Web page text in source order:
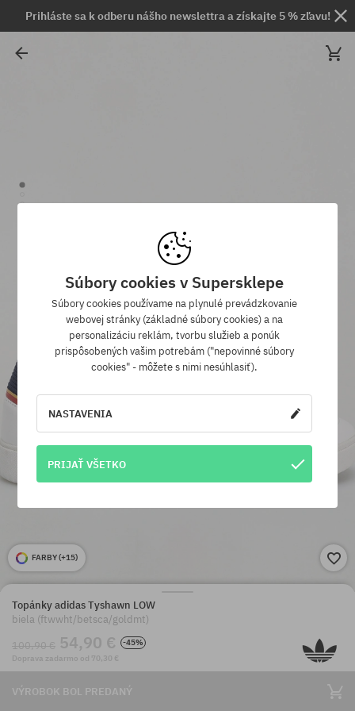
Prihláste sa k odberu nášho newslettra a získajte 5 % zľavu!
FARBY (+15)
Topánky adidas Tyshawn LOW
biela (ftwwht/betsca/goldmt)
100,90 € 54,90 €
-45%
Doprava zadarmo od 70,30 €
VÝROBOK BOL PREDANÝ
Súbory cookies v Supersklepe
Súbory cookies používame na plynulé prevádzkovanie
webovej stránky (základné súbory cookies) a na
personalizáciu reklám, tvorbu služieb a ponúk
prispôsobených vašim potrebám ("nepovinné súbory
cookies" - môžete s nimi nesúhlasiť).
NASTAVENIA
PRIJAŤ VŠETKO